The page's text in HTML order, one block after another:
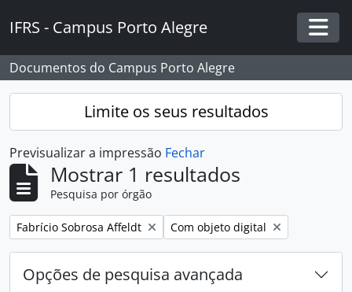
IFRS - Campus Porto Alegre
Documentos do Campus Porto Alegre
Limite os seus resultados
Previsualizar a impressão Fechar
Mostrar 1 resultados
Pesquisa por órgão
Remover filtro:
Fabrício Sobrosa Affeldt Remover filtro:
Com objeto digital
Opções de pesquisa avançada